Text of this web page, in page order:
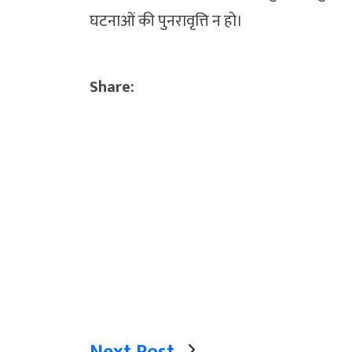
घटनाओं की पुनरावृत्ति न हो।
Share: